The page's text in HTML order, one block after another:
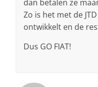
dan betalen ze
Zo is het met de
ontwikkelt en de
Dus GO FIAT!